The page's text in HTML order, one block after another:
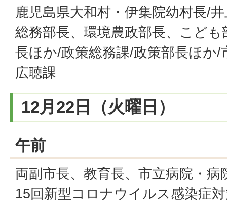
鹿児島県大和村・伊集院幼村長/
総務部長、環境農政部長、こど
長ほか/政策総務課/政策部長ほか/
広聴課
12月22日（火曜日）
午前
両副市長、教育長、市立病院・
15回新型コロナウイルス感染症